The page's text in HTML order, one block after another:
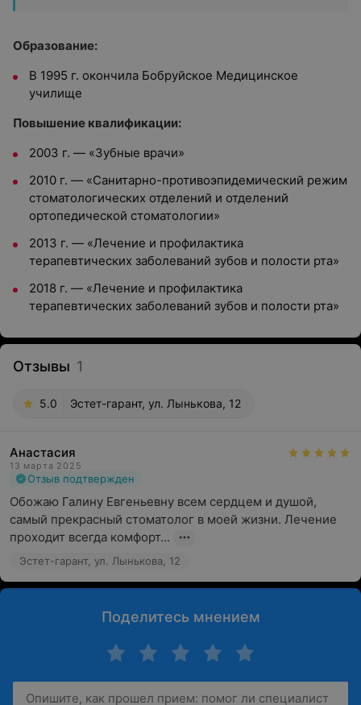
Образование:
В 1995 г. окончила Бобруйское Медицинское
училище
Повышение квалификации:
2003 г. — «Зубные врачи»
2010 г. — «Санитарно-противоэпидемический режим
стоматологических отделений и отделений
ортопедической стоматологии»
2013 г. — «Лечение и профилактика
терапевтических заболеваний зубов и полости рта»
2018 г. — «Лечение и профилактика
терапевтических заболеваний зубов и полости рта»
Отзывы 1
5.0 Эстет-гарант, ул. Лынькова, 12
Анастасия
13 марта 2025
Отзыв подтвержден
Обожаю Галину Евгеньевну всем сердцем и душой,
самый прекрасный стоматолог в моей жизни. Лечение
проходит всегда комфорт...
Эстет-гарант, ул. Лынькова, 12
Поделитесь мнением